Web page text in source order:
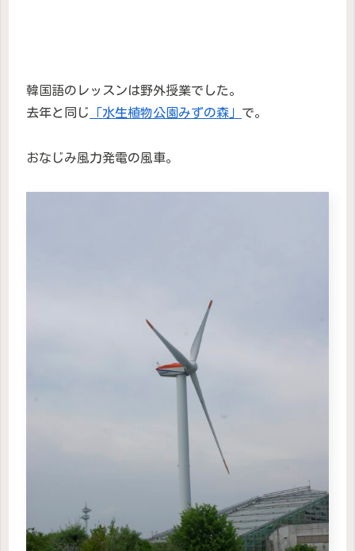
韓国語のレッスンは野外授業でした。
去年と同じ
「水生植物公園みずの森」 で。
おなじみ風力発電の風車。